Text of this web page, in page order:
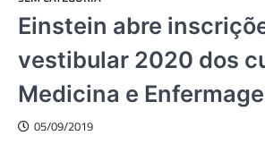
Einstein abre
vestibular 2020 dos
Medicina e
05/09/2019